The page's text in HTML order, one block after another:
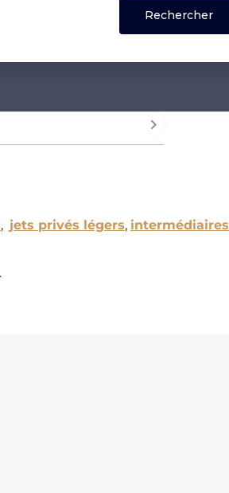
, jets privés légers, intermédiaires
.